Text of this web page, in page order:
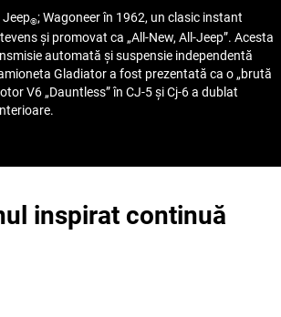
®; Wagoneer în 1962, un clasic instant
și promovat ca „All-New, All-Jeep”. Acesta
automată și suspensie independentă
Gladiator a fost prezentată ca o „brută
V6 „Dauntless” în CJ-5 și Cj-6 a dublat
inspirat continuă